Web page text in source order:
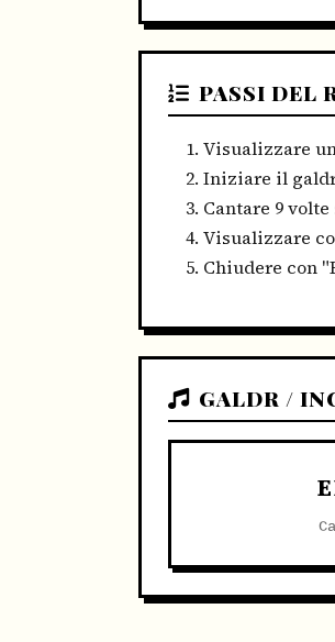
PASSI DEL
Visualizzare
Iniziare il
Cantare 9
Visualizzare
Chiudere con
GALDR /